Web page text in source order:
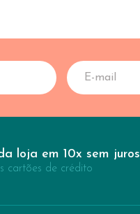
loja em 10x sem juros
cartões de crédito